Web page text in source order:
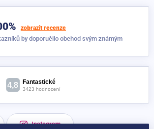
zobrazit recenze
by doporučilo obchod svým známým
Instagram